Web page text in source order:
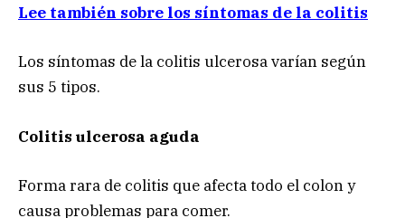
Lee también sobre los síntomas de la colitis
Los síntomas de la colitis ulcerosa varían según
sus 5 tipos.
Colitis ulcerosa aguda
Forma rara de colitis que afecta todo el colon y
causa problemas para comer.